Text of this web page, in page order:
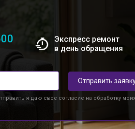
Экспресс ремонт
в день обращения
Отправить
я даю свое согласие на обработку моих